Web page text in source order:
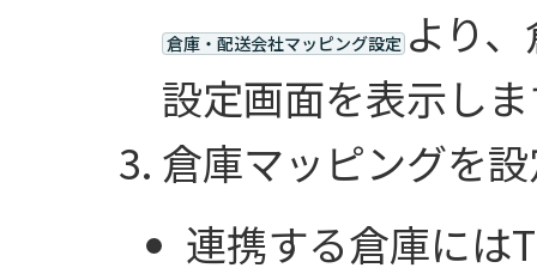
倉庫・配送会社マッピング設定 より
設定画面を表示し
倉庫マッピングを
連携する倉庫には